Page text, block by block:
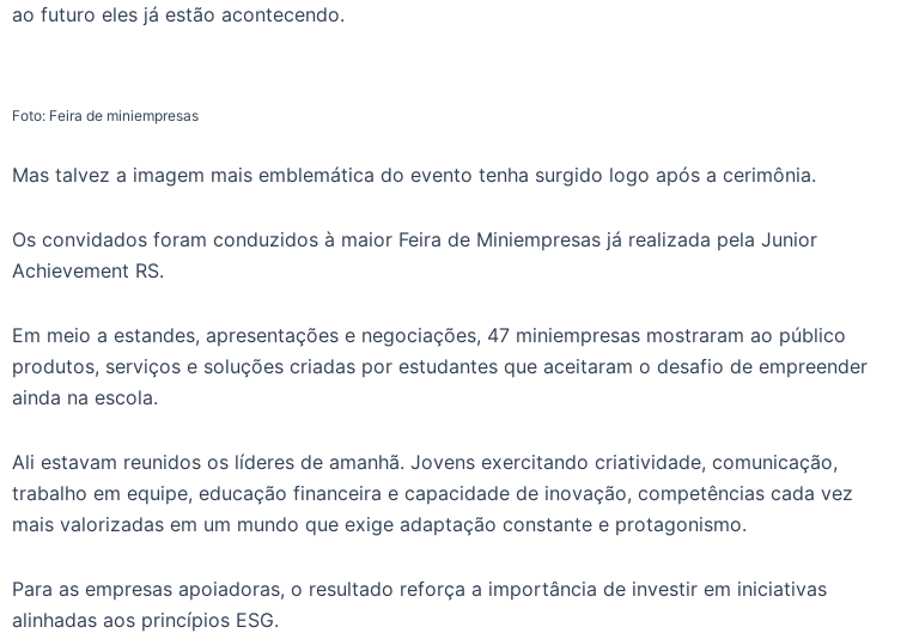
ao futuro eles já estão acontecendo.
Foto: Feira de miniempresas
Mas talvez a imagem mais emblemática do evento tenha surgido logo após a cerimônia.
Os convidados foram conduzidos à maior Feira de Miniempresas já realizada pela Junior
Achievement RS.
Em meio a estandes, apresentações e negociações, 47 miniempresas mostraram ao público
produtos, serviços e soluções criadas por estudantes que aceitaram o desafio de empreender
ainda na escola.
Ali estavam reunidos os líderes de amanhã. Jovens exercitando criatividade, comunicação,
trabalho em equipe, educação financeira e capacidade de inovação, competências cada vez
mais valorizadas em um mundo que exige adaptação constante e protagonismo.
Para as empresas apoiadoras, o resultado reforça a importância de investir em iniciativas
alinhadas aos princípios ESG.